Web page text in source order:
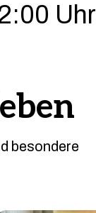
Uhr
besondere